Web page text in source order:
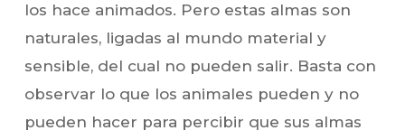
los hace animados. Pero estas almas son
naturales, ligadas al mundo material y
sensible, del cual no pueden salir. Basta con
observar lo que los animales pueden y no
pueden hacer para percibir que sus almas